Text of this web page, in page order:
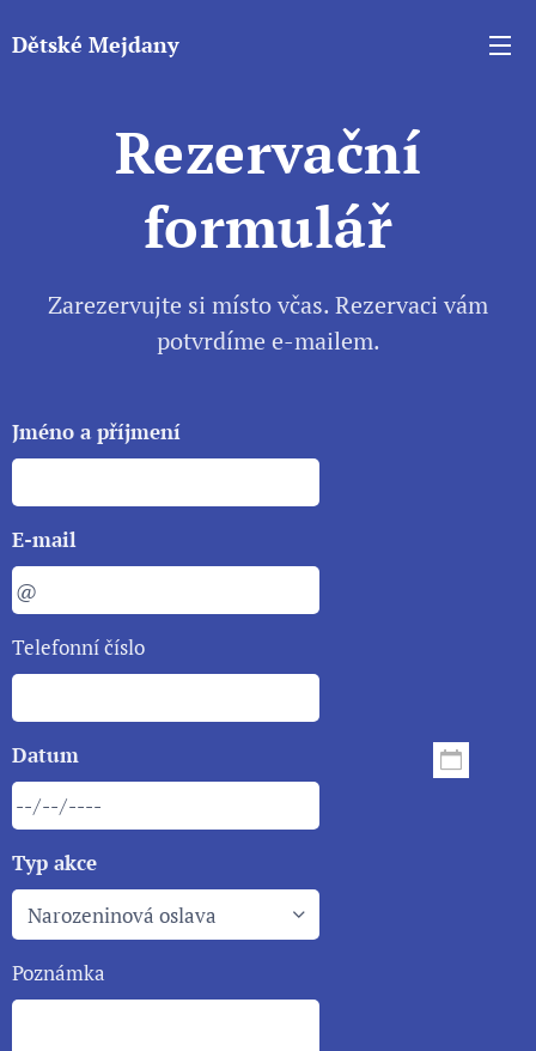
Dětské Mejdany
Rezervační
formulář
Zarezervujte si místo včas. Rezervaci vám
potvrdíme e-mailem.
Jméno a příjmení
E-mail
Telefonní číslo
Datum
Typ akce
Poznámka